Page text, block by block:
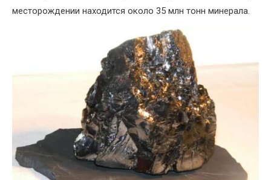
месторождении находится около 35 млн тонн минерала.